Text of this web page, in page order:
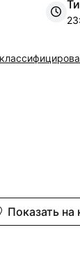
Показать на